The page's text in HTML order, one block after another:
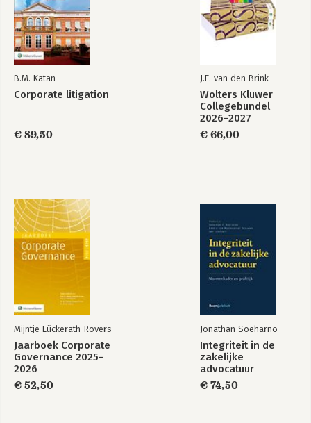
B.M. Katan
Corporate litigation
€ 89,50
J.E. van den Brink
Wolters Kluwer
Collegebundel
2026-2027
€ 66,00
Mijntje Lückerath-Rovers
Jaarboek Corporate
Governance 2025-
2026
€ 52,50
Jonathan Soeharno
Integriteit in de
zakelijke
advocatuur
€ 74,50